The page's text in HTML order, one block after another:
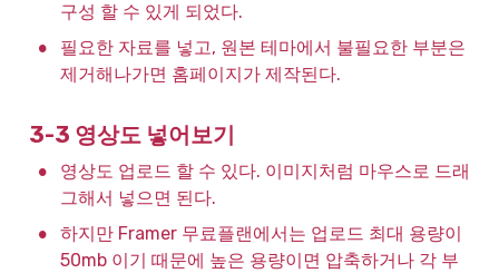
구성 할 수 있게 되었다.
•
필요한 자료를 넣고, 원본 테마에서 불필요한 부분은
제거해나가면 홈페이지가 제작된다.
3-3 영상도 넣어보기
•
영상도 업로드 할 수 있다. 이미지처럼 마우스로 드래
그해서 넣으면 된다.
•
하지만 Framer 무료플랜에서는 업로드 최대 용량이
50mb 이기 때문에 높은 용량이면 압축하거나 각 부